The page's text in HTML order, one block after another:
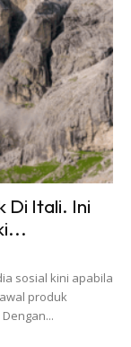
ke China di
Place
Malaysia.
3 petang
Di Itali. Ini
sosial kini apabila
produk